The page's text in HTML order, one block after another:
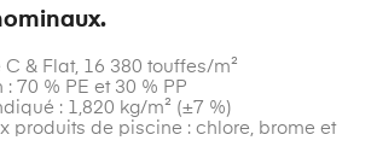
C & Flat, 16 380 touffes/m²
70 % PE et 30 % PP
: 1,820 kg/m² (±7 %)
produits de piscine : chlore, brome et